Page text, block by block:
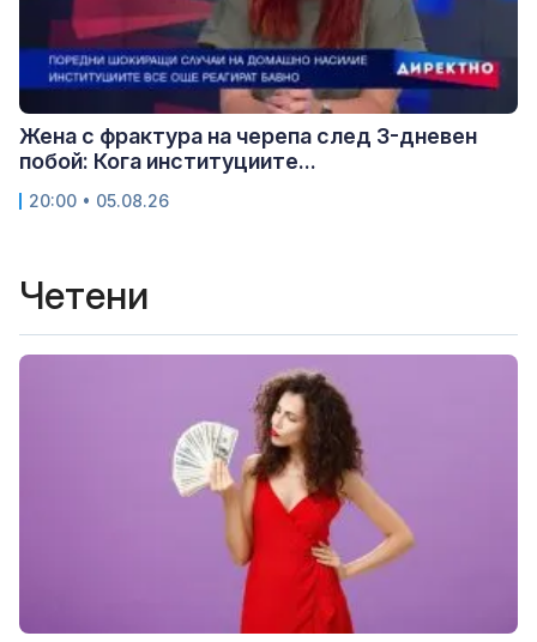
Жена с фрактура на черепа след 3-дневен
побой: Кога институциите...
20:00 • 05.08.26
Четени